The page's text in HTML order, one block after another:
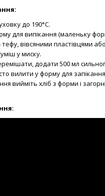
до 190°C.
для випікання (маленьку
тефу, вівсяними пластівцями
у миску.
додати 500 мл
вилити у форму для
вийміть хліб з форми і